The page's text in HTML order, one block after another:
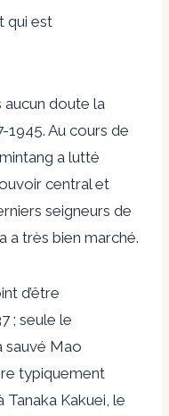
qui est
aucun doute la
1945. Au cours de
a lutté
central et
seigneurs de
a très bien marché.
d’être
; seule le
sauvé Mao
typiquement
Kakuei, le